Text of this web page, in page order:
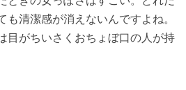
も清潔感が消えないんですよね。
目がちいさくおちょぼ口の人が持